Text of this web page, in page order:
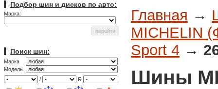
Подбор шин и дисков по авто:
Марка:
Поиск шин:
Марка
Модель
/
R
Главная →
MICHELIN
Sport 4 →
Шины